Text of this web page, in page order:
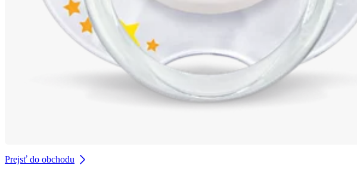
Prejsť do obchodu